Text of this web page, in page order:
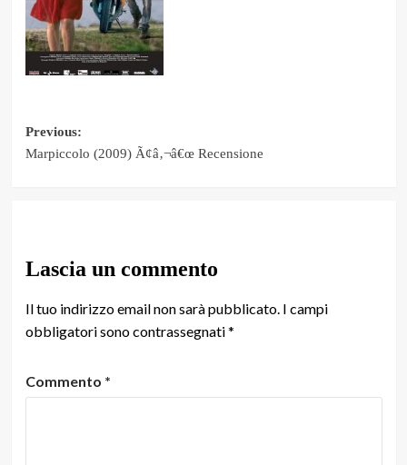
Post
Previous:
Marpiccolo (2009) Ã¢â‚¬â€œ Recensione
Lascia un commento
Il tuo indirizzo email non sarà pubblicato. I campi
obbligatori sono contrassegnati*
Commento *